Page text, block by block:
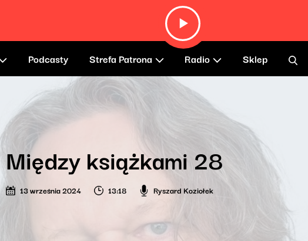
Podcasty Strefa Patrona Radio Sklep
Między książkami 28
13 września 2024 13:18 Ryszard Koziołek